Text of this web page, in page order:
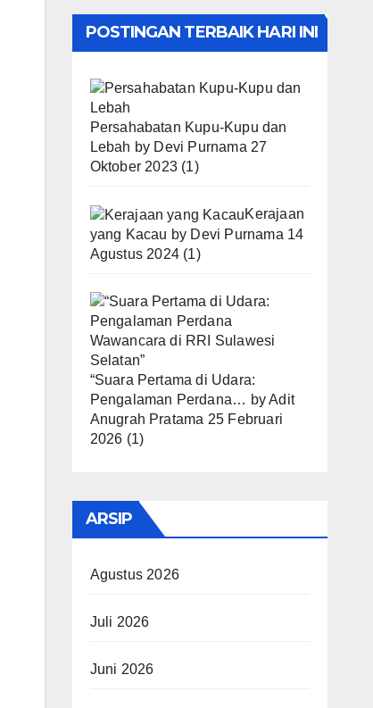
POSTINGAN TERBAIK HARI INI
Persahabatan Kupu-Kupu dan
Lebah by Devi Purnama 27
Oktober 2023 (1)
Kerajaan
yang Kacau by Devi Purnama 14
Agustus 2024 (1)
“Suara Pertama di Udara:
Pengalaman Perdana… byAdit
Anugrah Pratama 25 Februari
2026 (1)
ARSIP
Agustus 2026
Juli 2026
Juni 2026